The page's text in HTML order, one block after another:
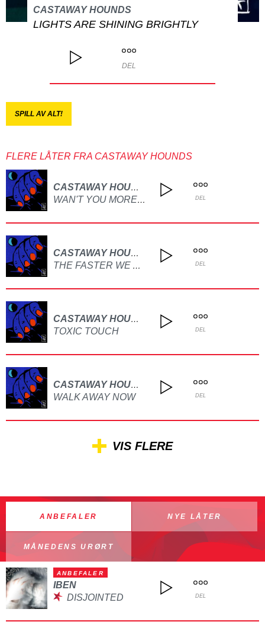
CASTAWAY HOUNDS
LIGHTS ARE SHINING BRIGHTLY
DEL
SPILL AV ALT!
FLERE LÅTER FRA CASTAWAY HOUNDS
CASTAWAY HOUNDS
WAN'T YOU MORE THAN YOU'D THINK
DEL
CASTAWAY HOUNDS
THE FASTER WE ARE SPINNING, THE MORE FUN IT GETS
DEL
CASTAWAY HOUNDS
TOXIC TOUCH DEL
CASTAWAY HOUNDS
WALK AWAY NOW DEL
VIS FLERE
ANBEFALER NYE LÅTER
MÅNEDENS URØRT
ANBEFALER
IBEN
DISJOINTED
DEL